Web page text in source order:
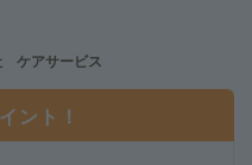
ケアサービス
ント！